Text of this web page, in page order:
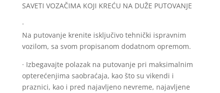
SAVETI VOZAČIMA KOJI KREĆU NA DUŽE PUTOVANJE
·
Na putovanje krenite isključivo tehnički ispravnim
vozilom, sa svom propisanom dodatnom opremom.
· Izbegavajte polazak na putovanje pri maksimalnim
opterećenjima saobraćaja, kao što su vikendi i
praznici, kao i pred najavljeno nevreme, najavljene